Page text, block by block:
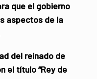
que el gobierno
aspectos de la
del reinado de
el título “Rey de